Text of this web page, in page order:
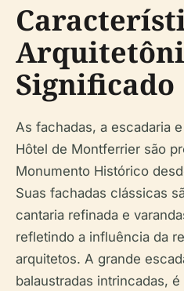
Significado
As fachadas, a escadaria
Hôtel de Montferrier são
Monumento Histórico
Suas fachadas clássicas
cantaria refinada e
refletindo a influência da
arquitetos. A grande
balaustradas intrincadas,